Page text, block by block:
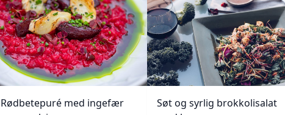
Rødbetepuré med ingefær
Søt og syrlig brokkolisalat